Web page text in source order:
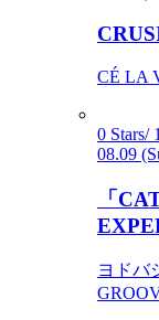
CÉ LA
0 Stars/
08.09
「
ヨドバ